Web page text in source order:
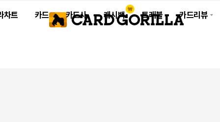
차트 카드 카드사 캐시백 트래블 카드리뷰